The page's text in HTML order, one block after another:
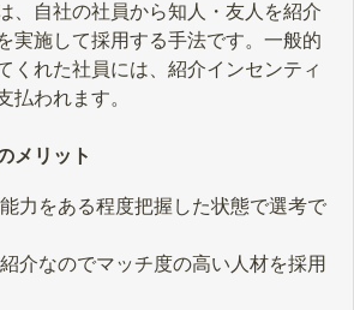
、自社の社員から知人・友人を紹介
実施して採用する手法です。一般的
くれた社員には、紹介インセンティ
払われます。
メリット
力をある程度把握した状態で選考で
介なのでマッチ度の高い人材を採用